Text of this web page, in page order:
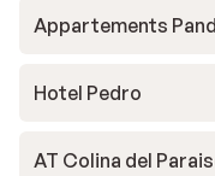
Appartements
Hotel Pedro
AT Colina del